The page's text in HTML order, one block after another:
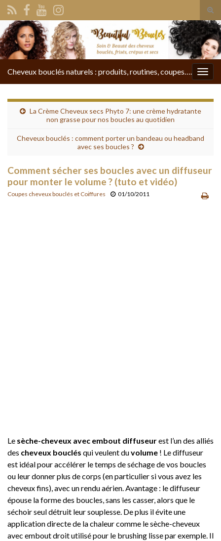
Search for:
Cheveux bouclés naturels : produits, routines, coupes….
La Crème Cheveux secs Phyto 7: une crème hydratante
non grasse pour nos boucles au quotidien
Cheveux bouclés : comment porter un bandeau ou headband
avec ses boucles ?
Comment sécher ses boucles avec un diffuseur
pour monter le volume ? (tuto et vidéo)
Coupes cheveux bouclés et Coiffures 01/10/2011
Le sèche-cheveux avec embout diffuseurest l’un des alliés
des cheveux bouclés qui veulent duvolume ! Le diffuseur
est idéal pour accélérer le temps de séchage de vos boucles
ou leur donner plus de corps (en particulier si vous avez les
cheveux fins), avec un rendu aérien. Avantage : le diffuseur
épouse la forme des boucles, sans les casser, alors que le
séchoir seul détruit leur souplesse. De plus il évite une
application directe de la chaleur comme le sèche-cheveux
avec embout droit utilisé pour le brushing lisse par exemple. Il